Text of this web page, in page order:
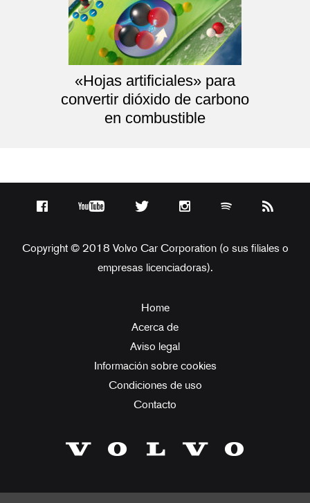
«Hojas artificiales» para
convertir dióxido de carbono
en combustible
Copyright © 2018 Volvo Car Corporation (o sus filiales o
empresas licenciadoras).
Home
Acerca de
Aviso legal
Información sobre cookies
Condiciones de uso
Contacto